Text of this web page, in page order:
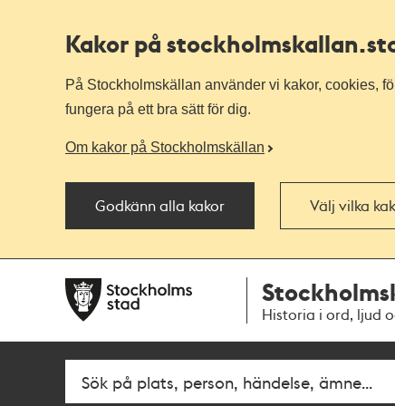
Kakor på stockholmskallan
På Stockholmskällan använder vi kakor, cookies,
fungera på ett bra sätt för dig.
Om kakor på Stockholmskällan
Godkänn alla kakor Välj vilka
navigationen
huvudinnehållet
Historia i ord, ljud
Fritextsök